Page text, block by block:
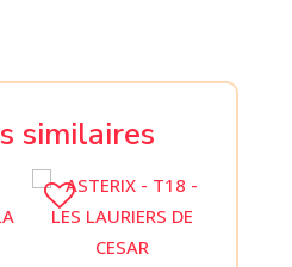
similaires